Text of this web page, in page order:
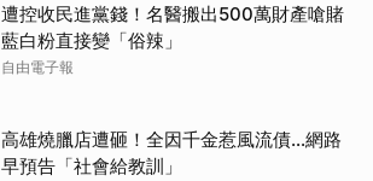
遭控收民進黨錢！名醫搬出500萬財產嗆賭
藍白粉直接變「俗辣」
自由電子報
高雄燒臘店遭砸！全因千金惹風流債…網路
早預告「社會給教訓」